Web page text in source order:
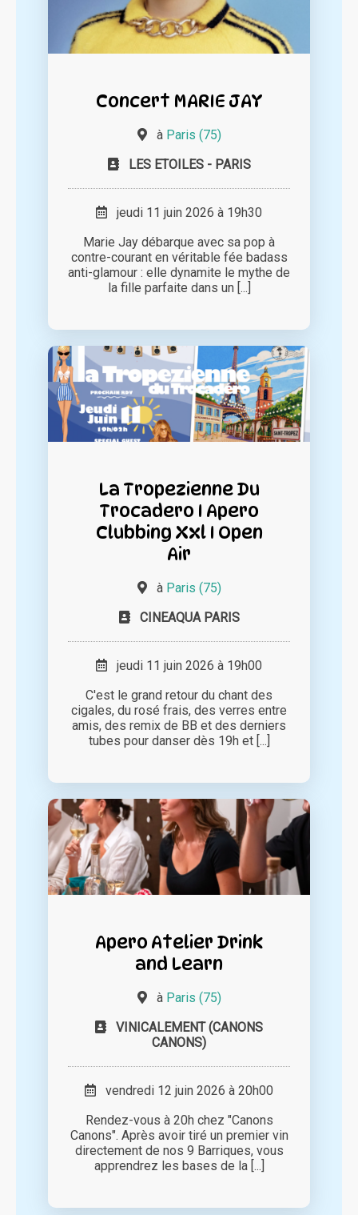
Concert MARIE JAY
à Paris (75)
LES ETOILES - PARIS
jeudi 11 juin 2026 à 19h30
Marie Jay débarque avec sa pop à
contre-courant en véritable fée badass
anti-glamour : elle dynamite le mythe de
la fille parfaite dans un [...]
La Tropezienne Du
Trocadero I Apero
Clubbing Xxl I Open
Air
à Paris (75)
CINEAQUA PARIS
jeudi 11 juin 2026 à 19h00
C'est le grand retour du chant des
cigales, du rosé frais, des verres entre
amis, des remix de BB et des derniers
tubes pour danser dès 19h et [...]
Apero Atelier Drink
and Learn
à Paris (75)
VINICALEMENT (CANONS
CANONS)
vendredi 12 juin 2026 à 20h00
Rendez-vous à 20h chez "Canons
Canons". Après avoir tiré un premier vin
directement de nos 9 Barriques, vous
apprendrez les bases de la [...]